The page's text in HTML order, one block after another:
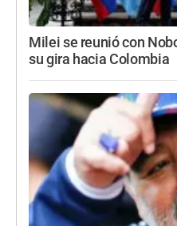
Milei se reunió con
su gira hacia Colombia